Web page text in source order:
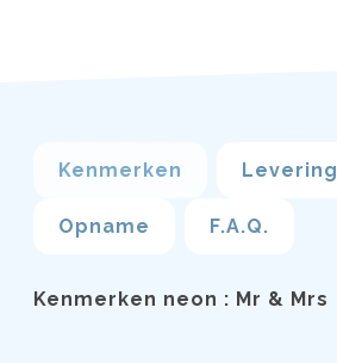
Kenmerken Levering
Opname F.A.Q.
Kenmerken neon : Mr & Mrs